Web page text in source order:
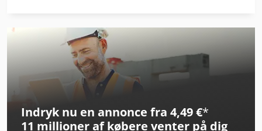
Gildemeister Ctx 200
Graule Zs 170
Graule Zs 200
Graule Zs 200 N
Indryk nu en annonce fra 4,49 €*
11 millioner af købere venter på dig